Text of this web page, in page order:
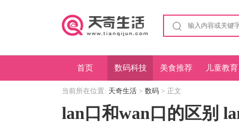
首页 数码科技 美食推荐 儿童教育
当前所在位置: 天奇生活 > 数码 > 正文
lan口和wan口的区别